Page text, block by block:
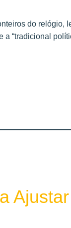
do relógio,
“tradicional